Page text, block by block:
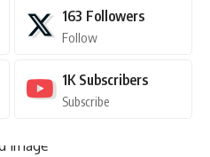
163 Followers
Follow
1K Subscribers
Subscribe